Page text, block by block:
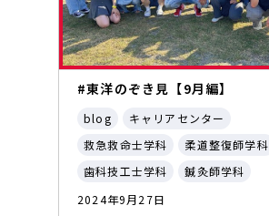
#東洋のぞき見【9月編】
blog
キャリアセンター
救急救命士学科
柔道整復師学科
歯科技工士学科
鍼灸師学科
2024年9月27日